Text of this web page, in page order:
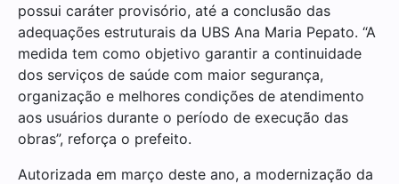
possui caráter provisório, até a conclusão das
adequações estruturais da UBS Ana Maria Pepato. “A
medida tem como objetivo garantir a continuidade
dos serviços de saúde com maior segurança,
organização e melhores condições de atendimento
aos usuários durante o período de execução das
obras”, reforça o prefeito.
Autorizada em março deste ano, a modernização da